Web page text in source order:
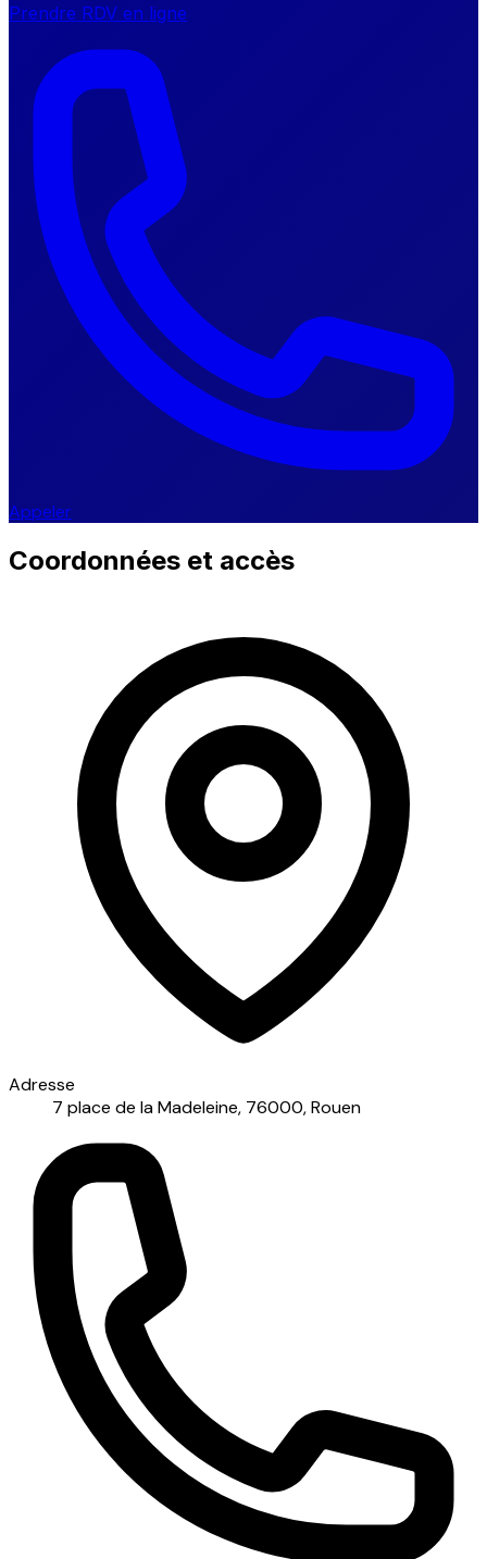
Prendre RDV en ligne
Appeler
Coordonnées et accès
Adresse
7 place de la Madeleine, 76000, Rouen